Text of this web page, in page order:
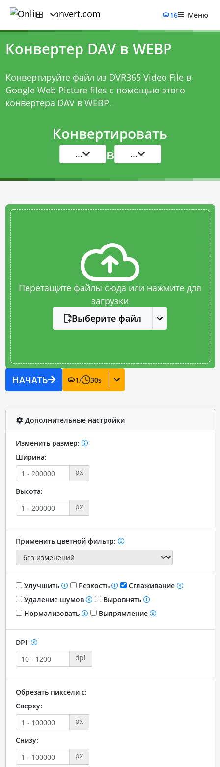
16 Меню
Конвертер DAV в WEBP
Конвертируйте файл из DVR365 Video File в
Google Web Picture files с помощью этого
конвертера DAV в WEBP.
Конвертировать
... в ...
Перетащите файлы сюда или нажмите для
загрузки
Выберите файл
НАЧАТЬ 1/ 30s
Дополнительные настройки
Изменить размер:
Ширина:
px
Высота:
px
Применить цветной фильтр:
Улучшить Резкость
Сглаживание
Удаление шумов
Выровнять
Нормализовать
Выпрямление
DPI:
dpi
Обрезать пиксели с:
Сверху:
px
Снизу:
px